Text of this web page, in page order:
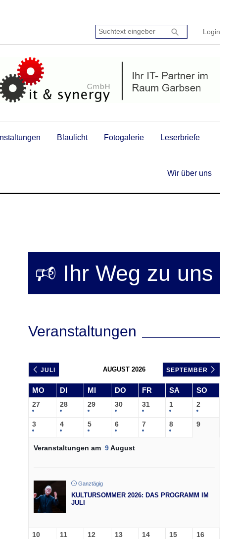
Login
Suchtext
eingeben:
search
Blaulicht Fotogalerie Leserbriefe
Wir über uns
🕫 Ihr Weg zu uns
Veranstaltungen
JULI AUGUST 2026 SEPTEMBER
MO DI MI DO FR SA SO
27 28 29 30 31 1 2
3 4 5 6 7 8 9
Veranstaltungen am 9August
Ganztägig
KULTURSOMMER 2026: DAS PROGRAMM IM
JULI
10 11 12 13 14 15 16